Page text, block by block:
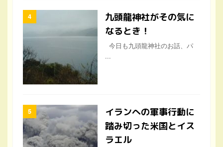
九頭龍神社がその気に
なるとき！
今日も九頭龍神社のお話、パ
...
イランへの軍事行動に
踏み切った米国とイス
ラエル